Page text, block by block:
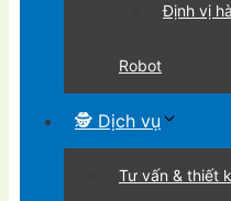
Định vị
Robot
🕵 Dịch vụ
Tư vấn & thiết